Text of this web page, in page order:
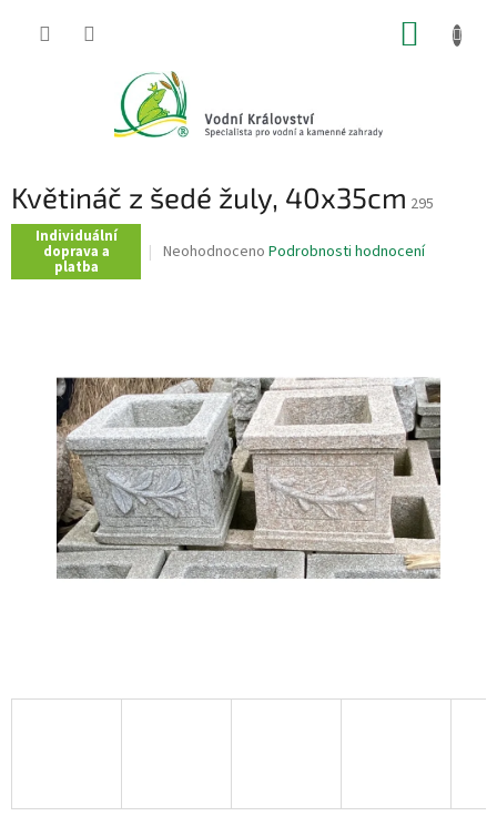
Květináč z šedé žuly, 40x35cm 295
Individuální
doprava a
platba
Průměrné
5
hvězdiček.
Neohodnoceno Podrobnosti hodnocení